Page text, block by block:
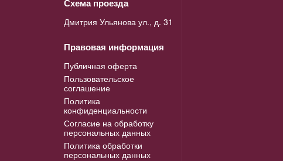
Схема проезда
Дмитрия Ульянова ул., д. 31
Правовая информация
Публичная оферта
Пользовательское
соглашение
Политика
конфиденциальности
Согласие на обработку
персональных данных
Политика обработки
персональных данных